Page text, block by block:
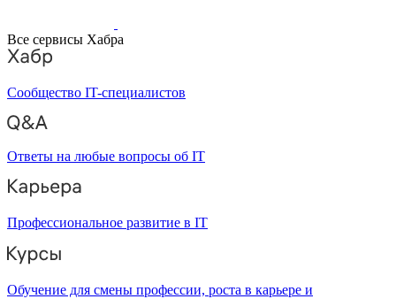
Все сервисы Хабра
Сообщество IT-специалистов
Ответы на любые вопросы об IT
Профессиональное развитие в IT
Обучение для смены профессии, роста в карьере и